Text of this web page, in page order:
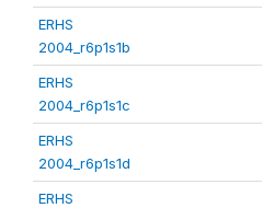
ERHS
2004_r6p1s1b
ERHS
2004_r6p1s1c
ERHS
2004_r6p1s1d
ERHS